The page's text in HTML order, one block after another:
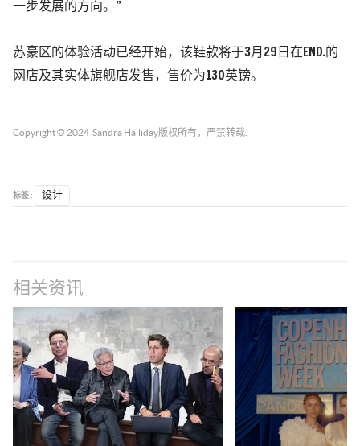
一步发展的方向。”
苏豪区的体验活动已经开始，该鞋款将于3月29日在END.的
网店及其实体旗舰店发售，售价为130英镑。
Copyright © 2024 Sandra Halliday版权所有，严禁转载.
标签 : 设计
相关资讯